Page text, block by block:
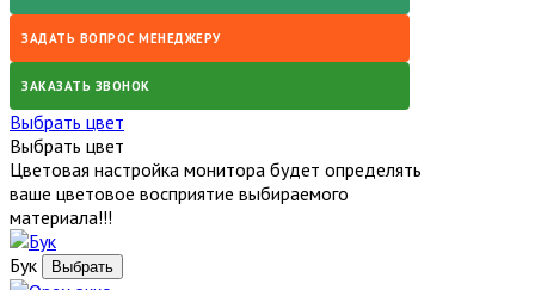
ЗАДАТЬ ВОПРОС МЕНЕДЖЕРУ
ЗАКАЗАТЬ ЗВОНОК
Выбрать цвет
Выбрать цвет
Цветовая настройка монитора будет определять
ваше цветовое восприятие выбираемого
материала!!!
Бук